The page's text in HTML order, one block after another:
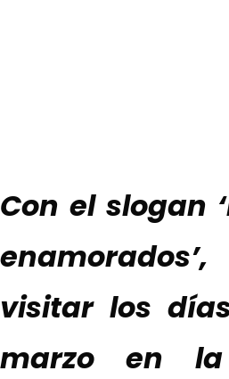
Con el slogan
visitar los
marzo en